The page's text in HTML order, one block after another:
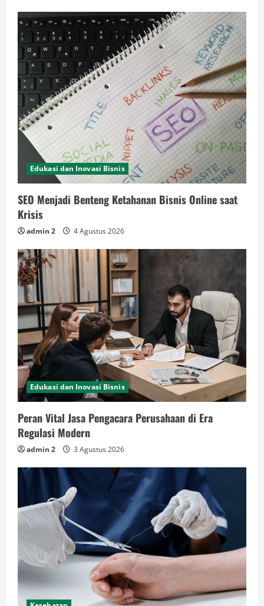
Edukasi dan Inovasi Bisnis
SEO Menjadi Benteng Ketahanan Bisnis Online saat
Krisis
admin 2 4 Agustus 2026
Edukasi dan Inovasi Bisnis
Peran Vital Jasa Pengacara Perusahaan di Era
Regulasi Modern
admin 2 3 Agustus 2026